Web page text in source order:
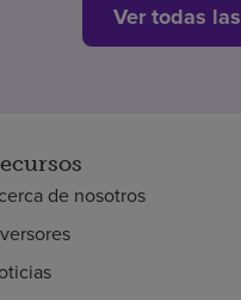
Ver todas
de nosotros